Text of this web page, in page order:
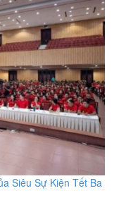
Siêu Sự Kiện Tết Ba